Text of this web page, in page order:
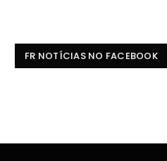
FR NOTÍCIAS NO FACEBOOK